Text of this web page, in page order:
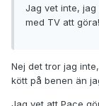
Jag vet inte,
med TV att göra!
Nej det tror jag
kött på benen än